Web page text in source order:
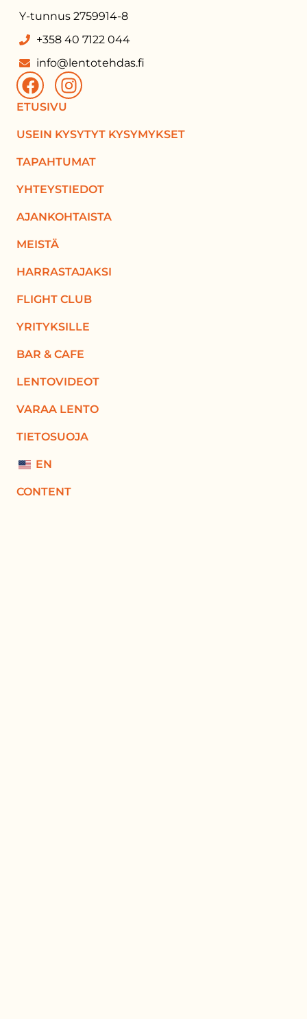
Y-tunnus 2759914-8
+358 40 7122 044
info@lentotehdas.fi
ETUSIVU
USEIN KYSYTYT KYSYMYKSET
TAPAHTUMAT
YHTEYSTIEDOT
AJANKOHTAISTA
MEISTÄ
HARRASTAJAKSI
FLIGHT CLUB
YRITYKSILLE
BAR & CAFE
LENTOVIDEOT
VARAA LENTO
TIETOSUOJA
EN
CONTENT